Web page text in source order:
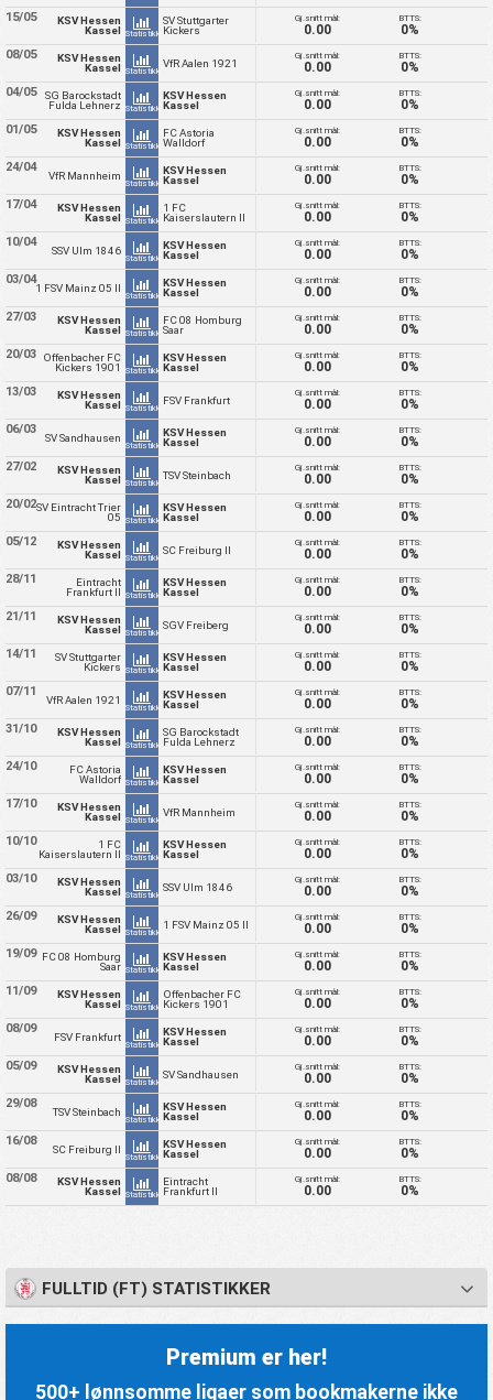
15/05
KSV Hessen
Kassel
Statistikk
SV Stuttgarter
Kickers
Gj.snitt mål:
0.00
BTTS:
0%
08/05
KSV Hessen
Kassel
Statistikk
VfR Aalen 1921
Gj.snitt mål:
0.00
BTTS:
0%
04/05
SG Barockstadt
Fulda Lehnerz Statistikk
KSV Hessen
Kassel
Gj.snitt mål:
0.00
BTTS:
0%
01/05
KSV Hessen
Kassel
Statistikk
FC Astoria
Walldorf
Gj.snitt mål:
0.00
BTTS:
0%
24/04
VfR Mannheim
Statistikk
KSV Hessen
Kassel
Gj.snitt mål:
0.00
BTTS:
0%
17/04
KSV Hessen
Kassel
Statistikk
1 FC
Kaiserslautern II
Gj.snitt mål:
0.00
BTTS:
0%
10/04
SSV Ulm 1846
Statistikk
KSV Hessen
Kassel
Gj.snitt mål:
0.00
BTTS:
0%
03/04
1 FSV Mainz 05 II
Statistikk
KSV Hessen
Kassel
Gj.snitt mål:
0.00
BTTS:
0%
27/03
KSV Hessen
Kassel
Statistikk
FC 08 Homburg
Saar
Gj.snitt mål:
0.00
BTTS:
0%
20/03
Offenbacher FC
Kickers 1901
Statistikk
KSV Hessen
Kassel
Gj.snitt mål:
0.00
BTTS:
0%
13/03
KSV Hessen
Kassel
Statistikk
FSV Frankfurt
Gj.snitt mål:
0.00
BTTS:
0%
06/03
SV Sandhausen
Statistikk
KSV Hessen
Kassel
Gj.snitt mål:
0.00
BTTS:
0%
27/02
KSV Hessen
Kassel
Statistikk
TSV Steinbach
Gj.snitt mål:
0.00
BTTS:
0%
20/02SV Eintracht Trier
05 Statistikk
KSV Hessen
Kassel
Gj.snitt mål:
0.00
BTTS:
0%
05/12
KSV Hessen
Kassel
Statistikk
SC Freiburg II
Gj.snitt mål:
0.00
BTTS:
0%
28/11
Eintracht
Frankfurt II
Statistikk
KSV Hessen
Kassel
Gj.snitt mål:
0.00
BTTS:
0%
21/11
KSV Hessen
Kassel
Statistikk
SGV Freiberg
Gj.snitt mål:
0.00
BTTS:
0%
14/11
SV Stuttgarter
Kickers Statistikk
KSV Hessen
Kassel
Gj.snitt mål:
0.00
BTTS:
0%
07/11
VfR Aalen 1921
Statistikk
KSV Hessen
Kassel
Gj.snitt mål:
0.00
BTTS:
0%
31/10
KSV Hessen
Kassel
Statistikk
SG Barockstadt
Fulda Lehnerz
Gj.snitt mål:
0.00
BTTS:
0%
24/10
FC Astoria
Walldorf Statistikk
KSV Hessen
Kassel
Gj.snitt mål:
0.00
BTTS:
0%
17/10
KSV Hessen
Kassel
Statistikk
VfR Mannheim
Gj.snitt mål:
0.00
BTTS:
0%
10/10
1 FC
Kaiserslautern II
Statistikk
KSV Hessen
Kassel
Gj.snitt mål:
0.00
BTTS:
0%
03/10
KSV Hessen
Kassel
Statistikk
SSV Ulm 1846
Gj.snitt mål:
0.00
BTTS:
0%
26/09
KSV Hessen
Kassel
Statistikk
1 FSV Mainz 05 II
Gj.snitt mål:
0.00
BTTS:
0%
19/09
FC 08 Homburg
Saar Statistikk
KSV Hessen
Kassel
Gj.snitt mål:
0.00
BTTS:
0%
11/09
KSV Hessen
Kassel
Statistikk
Offenbacher FC
Kickers 1901
Gj.snitt mål:
0.00
BTTS:
0%
08/09
FSV Frankfurt
Statistikk
KSV Hessen
Kassel
Gj.snitt mål:
0.00
BTTS:
0%
05/09
KSV Hessen
Kassel
Statistikk
SV Sandhausen
Gj.snitt mål:
0.00
BTTS:
0%
29/08
TSV Steinbach
Statistikk
KSV Hessen
Kassel
Gj.snitt mål:
0.00
BTTS:
0%
16/08
SC Freiburg II
Statistikk
KSV Hessen
Kassel
Gj.snitt mål:
0.00
BTTS:
0%
08/08
KSV Hessen
Kassel
Statistikk
Eintracht
Frankfurt II
Gj.snitt mål:
0.00
BTTS:
0%
FULLTID (FT) STATISTIKKER
Premium er her!
500+ lønnsomme ligaer som bookmakerne ikke